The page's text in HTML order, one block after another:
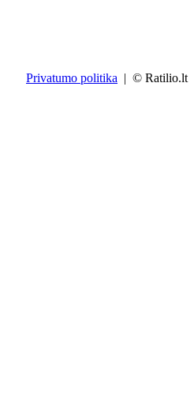
Privatumo politika | © Ratilio.lt